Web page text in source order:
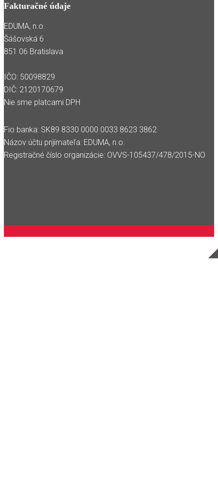
Fakturačné údaje
EDUMA, n.o.
Šášovská 6
851 06 Bratislava
IČO: 50098829
DIČ: 2120170679
Nie sme platcami DPH
Fio banka: SK89 8330 0000 0033 8623 3862
Názov účtu prijímateľa: EDUMA, n.o.
Registračné číslo organizácie: OVVS-105437/478/2015-NO